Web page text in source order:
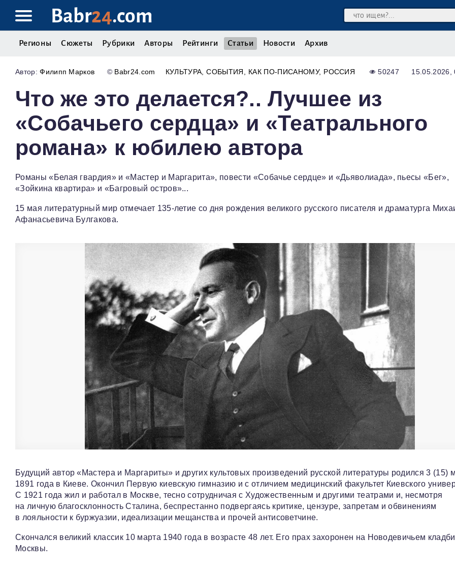
Babr24.com
Регионы Сюжеты Рубрики Авторы Рейтинги Статьи Новости Архив
Филипп Марков © Babr24.com КУЛЬТУРА СОБЫТИЯ КАК ПО-ПИСАНОМУ РОССИЯ 50247 15.05.2026,
Что же это делается?.. Лучшее из
«Собачьего сердца» и «Театрального
романа» к юбилею автора
Романы «Белая гвардия» и «Мастер и Маргарита», повести «Собачье сердце» и «Дьяволиада», пьесы «Бег»,
«Зойкина квартира» и «Багровый остров»...
15 мая литературный мир отмечает 135‑летие со дня рождения великого русского писателя и драматурга
Афанасьевича Булгакова.
Будущий автор «Мастера и Маргариты» и других культовых произведений русской литературы родился 3 (15)
1891 года в Киеве. Окончил Первую киевскую гимназию и с отличием медицинский факультет Киевского
С 1921 года жил и работал в Москве, тесно сотрудничая с Художественным и другими театрами и, несмотря
на личную благосклонность Сталина, беспрестанно подвергаясь критике, цензуре, запретам и обвинениям
в лояльности к буржуазии, идеализации мещанства и прочей антисоветчине.
Скончался великий классик 10 марта 1940 года в возрасте 48 лет. Его прах захоронен на Новодевичьем
Москвы.